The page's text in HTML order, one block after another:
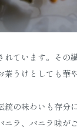
れています。その
茶うけとしても華
統の味わいも存分
ニラ、バニラ味が